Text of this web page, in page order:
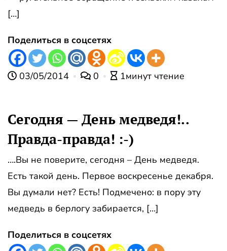
[…]
Поделиться в соцсетях
03/05/2014 0 1минут чтение
Сегодня — День медведя!..
Правда-правда! :-)
….Вы не поверите, сегодня – День медведя.
Есть такой день. Первое воскресенье декабря.
Вы думали нет? Есть! Подмечено: в пору эту
медведь в берлогу забирается, […]
Поделиться в соцсетях